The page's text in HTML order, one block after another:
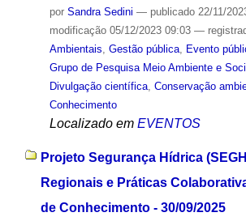
por Sandra Sedini — publicado22/11/
modificação05/12/2023 09:03 —
Ambientais Gestão pública, Evento
Grupo de Pesquisa Meio Ambiente e
Divulgação científica, Conservação
Conhecimento
Localizado em EVENTOS
Projeto Segurança Hídrica
Regionais e Práticas
de Conhecimento - 30/09/2025